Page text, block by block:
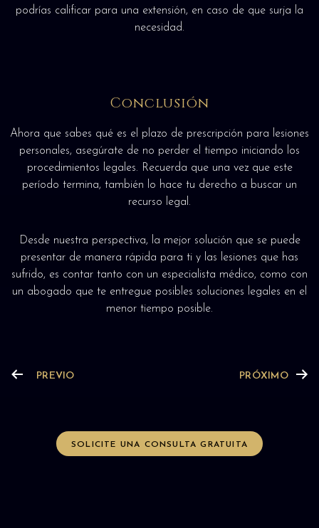
podrías calificar para una extensión, en caso de que surja la
necesidad.
Conclusión
Ahora que sabes qué es el plazo de prescripción para lesiones
personales, asegúrate de no perder el tiempo iniciando los
procedimientos legales. Recuerda que una vez que este
período termina, también lo hace tu derecho a buscar un
recurso legal.
Desde nuestra perspectiva, la mejor solución que se puede
presentar de manera rápida para ti y las lesiones que has
sufrido, es contar tanto con un especialista médico, como con
un abogado que te entregue posibles soluciones legales en el
menor tiempo posible.
PREVIO PRÓXIMO
SOLICITE UNA CONSULTA GRATUITA